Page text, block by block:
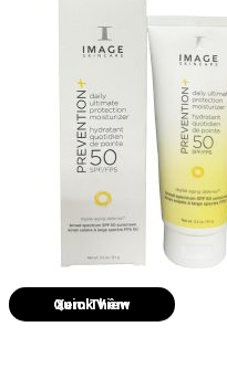
Quick View